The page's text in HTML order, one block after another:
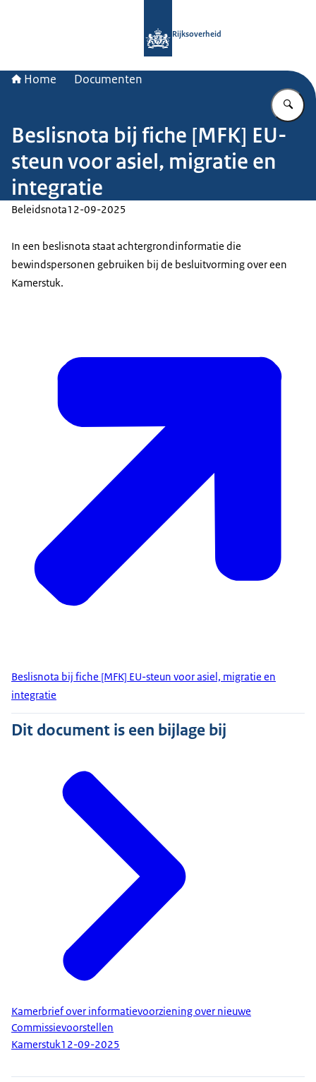
Rijksoverheid
Home Documenten
Beslisnota bij fiche [MFK] EU-
steun voor asiel, migratie en
integratie
Beleidsnota12-09-2025
In een beslisnota staat achtergrondinformatie die
bewindspersonen gebruiken bij de besluitvorming over een
Kamerstuk.
Beslisnota bij fiche [MFK] EU-steun voor asiel, migratie en
integratie
Dit document is een bijlage bij
Kamerbrief over informatievoorziening over nieuwe
Commissievoorstellen
Kamerstuk12-09-2025